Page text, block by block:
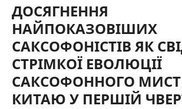
ДОСЯГНЕННЯ
НАЙПОКАЗОВІШИХ
САКСОФОНІСТІВ ЯК
СТРІМКОЇ ЕВОЛЮЦІЇ
САКСОФОННОГО
КИТАЮ У ПЕРШІЙ